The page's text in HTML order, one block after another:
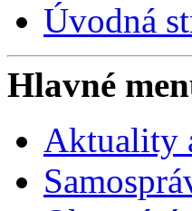
Úvodná
Hlavné
Aktuality